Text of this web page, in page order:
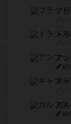
フ
紹
ガ
紹